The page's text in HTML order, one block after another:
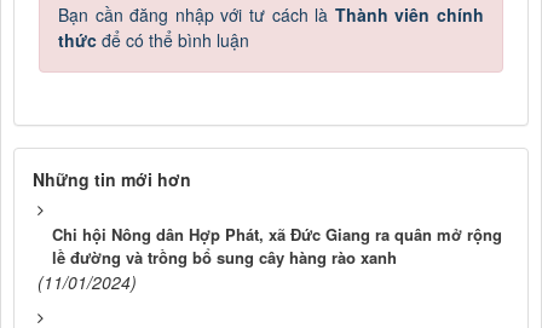
Bạn cần đăng nhập với tư cách là Thành viên chính
thức để có thể bình luận
Những tin mới hơn
Chi hội Nông dân Hợp Phát, xã Đức Giang ra quân mở rộng
lề đường và trồng bổ sung cây hàng rào xanh
(11/01/2024)